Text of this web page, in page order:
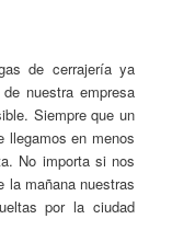
de cerrajería ya
nuestra empresa
Siempre que un
llegamos en menos
No importa si nos
la mañana nuestras
por la ciudad